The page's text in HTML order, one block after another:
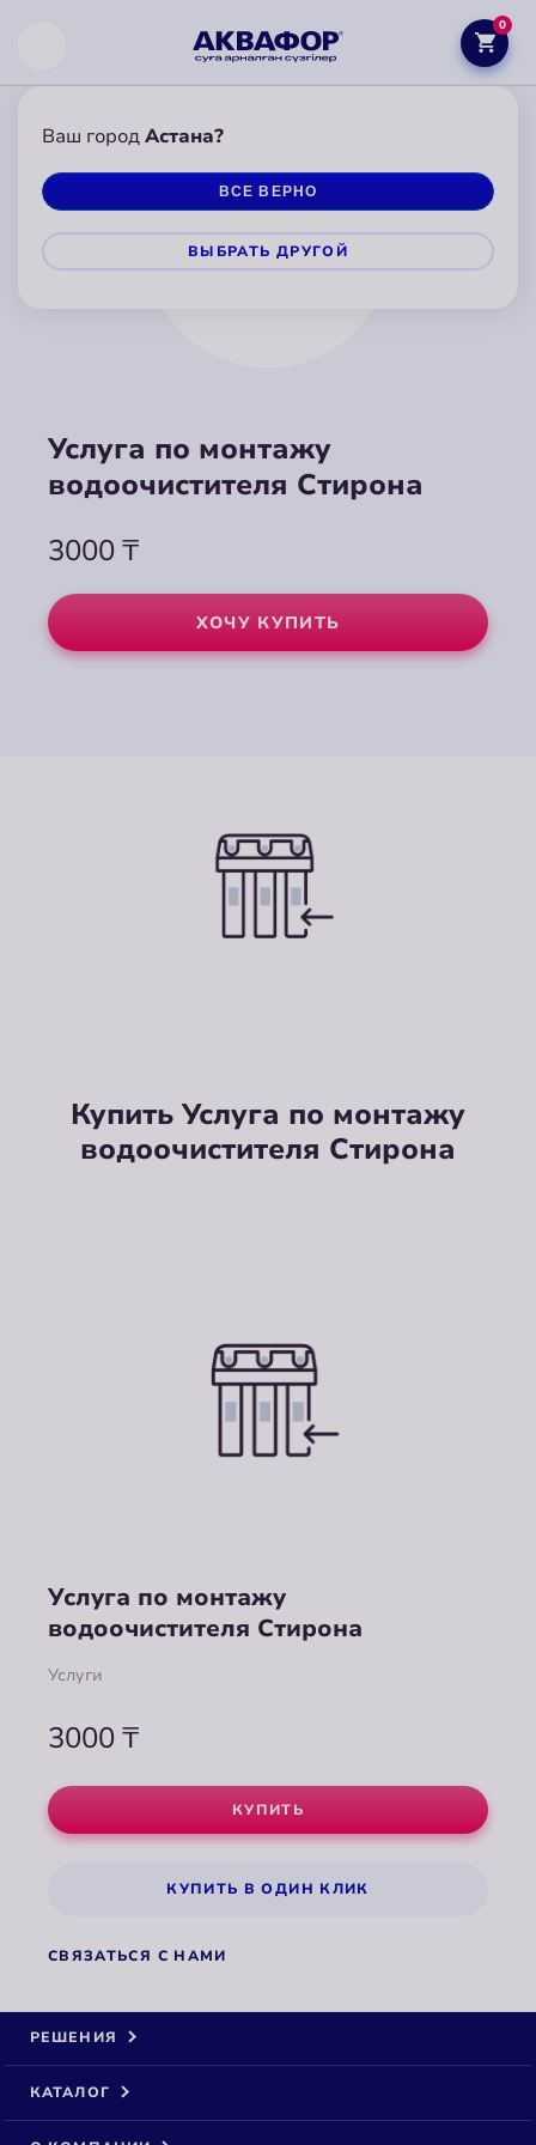
Ваш городАстана?
ВСЕ ВЕРНО
ВЫБРАТЬ ДРУГОЙ
0
Услуга по монтажу
водоочистителя Стирона
3000₸
ХОЧУ КУПИТЬ
Купить Услуга по монтажу
водоочистителя Стирона
Услуга по монтажу
водоочистителя Стирона
Услуги
3000₸
КУПИТЬ
КУПИТЬ В ОДИН КЛИК
СВЯЗАТЬСЯ С НАМИ
РЕШЕНИЯ
КАТАЛОГ